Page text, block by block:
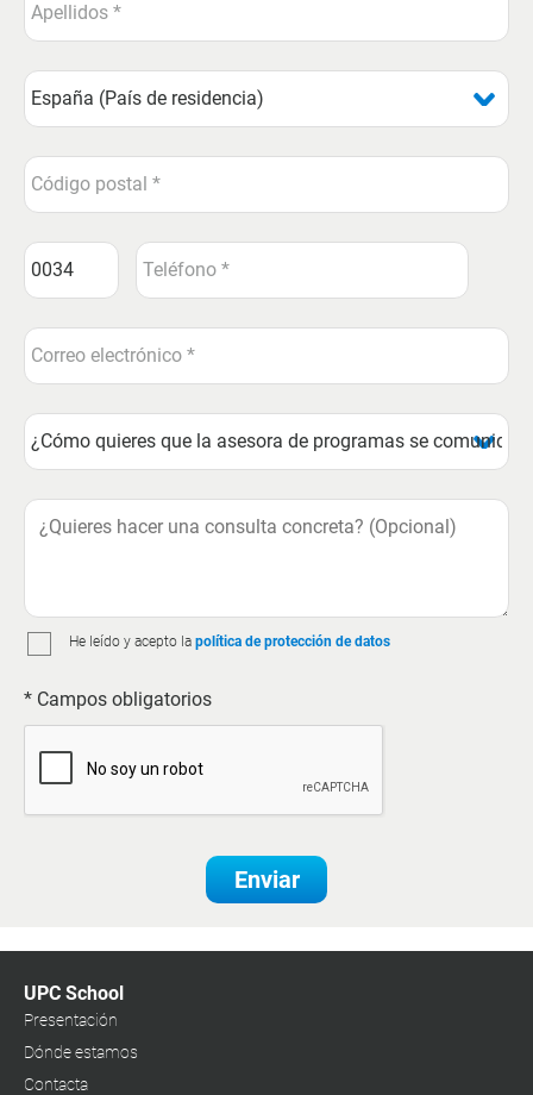
He leído y acepto la política de protección de datos
* Campos obligatorios
Enviar
UPC School
Presentación
Dónde estamos
Contacta